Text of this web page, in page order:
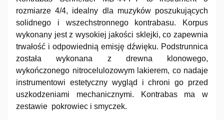
rozmiarze 4/4, idealny dla muzyków poszukujących
solidnego i wszechstronnego kontrabasu.
Korpus
wykonany jest z wysokiej jakości sklejki, co zapewnia
trwałość i odpowiednią emisję dźwięku. Podstrunnica
została wykonana z drewna klonowego,
wykończonego nitrocelulozowym lakierem, co nadaje
instrumentowi estetyczny wygląd i chroni go przed
uszkodzeniami mechanicznymi. Kontrabas ma w
zestawie pokrowiec i smyczek.